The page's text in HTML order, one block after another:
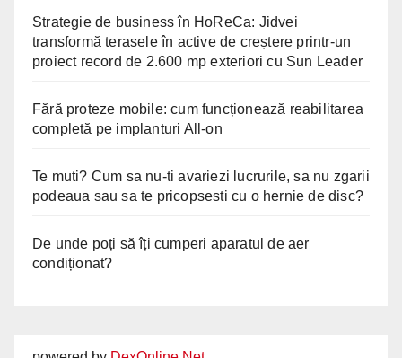
Strategie de business în HoReCa: Jidvei
transformă terasele în active de creștere printr-un
proiect record de 2.600 mp exteriori cu Sun Leader
Fără proteze mobile: cum funcționează reabilitarea
completă pe implanturi All-on
Te muti? Cum sa nu-ti avariezi lucrurile, sa nu zgarii
podeaua sau sa te pricopsesti cu o hernie de disc?
De unde poți să îți cumperi aparatul de aer
condiționat?